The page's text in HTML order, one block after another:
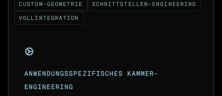
CUSTOM-GEOMETRIE
SCHNITTSTELLEN-ENGINEERING
VOLLINTEGRATION
ANWENDUNGSSPEZIFISCHES KAMMER-
ENGINEERING